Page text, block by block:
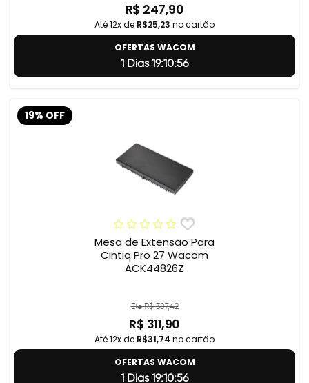
R$ 247,90
Até 12x de R$25,23 no cartão
OFERTAS WACOM
1 Dias 19:10:55
19% OFF
Mesa de Extensão Para
Cintiq Pro 27 Wacom
ACK44826Z
De R$ 387,42
R$ 311,90
Até 12x de R$31,74 no cartão
OFERTAS WACOM
1 Dias 19:10:55